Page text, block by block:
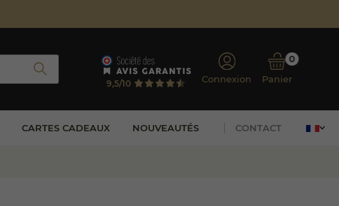
9,5/10 Connexion Panier
0
CARTES CADEAUX NOUVEAUTÉS CONTACT